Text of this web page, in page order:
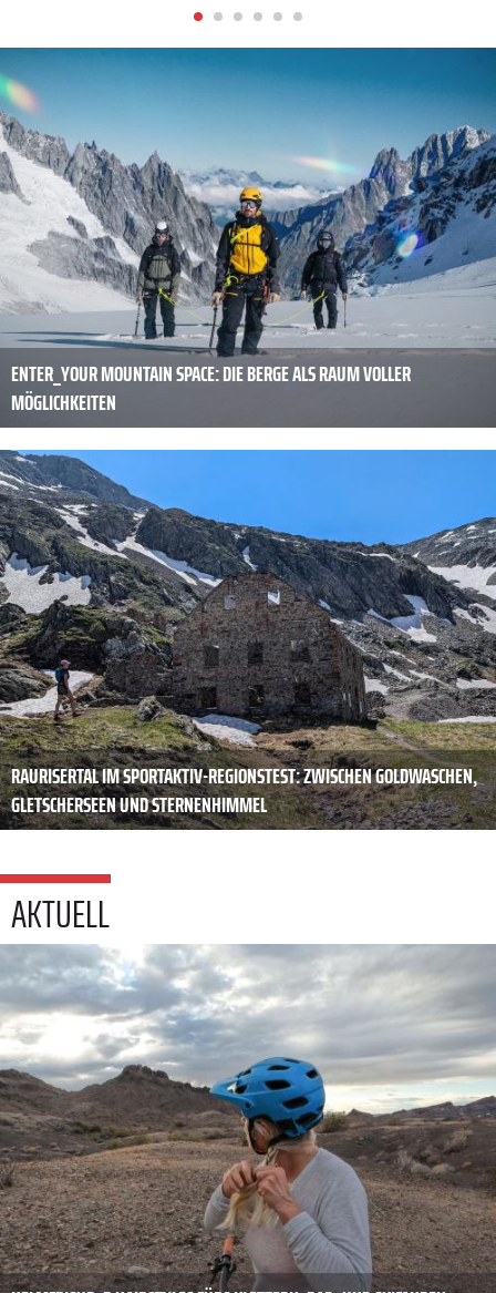
ENTER_YOUR MOUNTAIN SPACE: DIE BERGE ALS RAUM VOLLER
MÖGLICHKEITEN
RAURISERTAL IM SPORTAKTIV-REGIONSTEST: ZWISCHEN GOLDWASCHEN,
GLETSCHERSEEN UND STERNENHIMMEL
AKTUELL